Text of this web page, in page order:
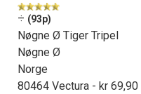
÷ (93p)
Nøgne Ø Tiger Tripel
Nøgne Ø
Norge
80464 Vectura - kr